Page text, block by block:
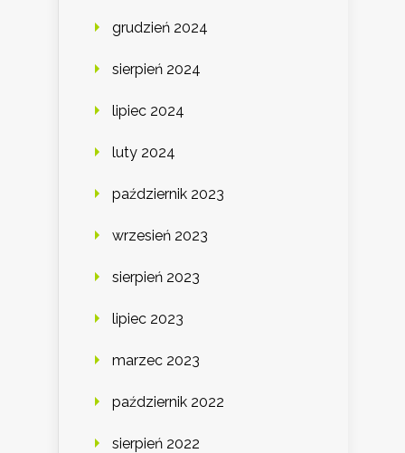
grudzień 2024
sierpień 2024
lipiec 2024
luty 2024
październik 2023
wrzesień 2023
sierpień 2023
lipiec 2023
marzec 2023
październik 2022
sierpień 2022